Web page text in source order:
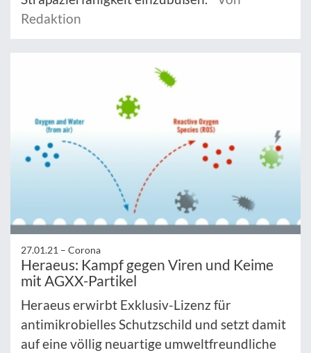
Redaktion
27.01.21 – Corona
Heraeus: Kampf gegen Viren und Keime
mit AGXX-Partikel
Heraeus erwirbt Exklusiv-Lizenz für
antimikrobielles Schutzschild und setzt damit
auf eine völlig neuartige umweltfreundliche